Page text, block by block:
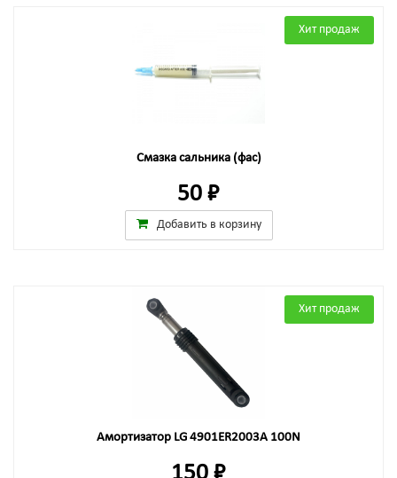
Хит продаж
Смазка сальника (фас)
50 ₽
Добавить в корзину
Хит продаж
Амортизатор LG 4901ER2003A 100N